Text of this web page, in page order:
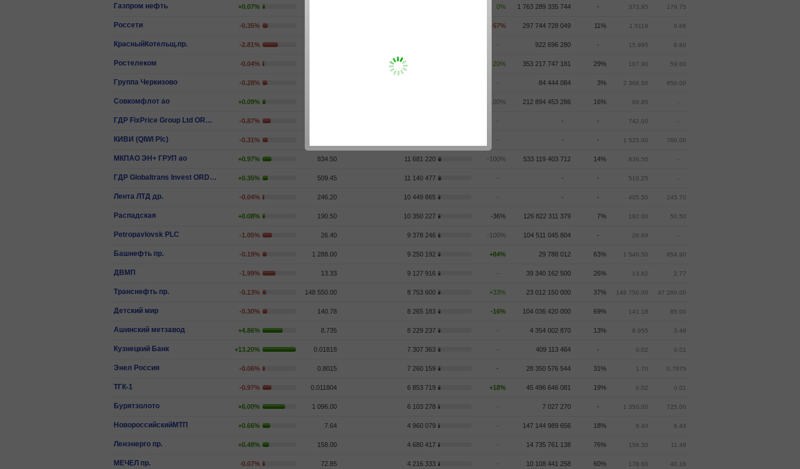
Газпром нефть +0.07% 0% 1 763 289 335 744 - 373.95 179.75
Россети -0.35% -57% 297 744 728 049 11% 1.5119 0.66
КрасныйКотельщ.пр. -2.81% - 922 696 280 - 15.995 6.80
Ростелеком -0.04% 15 813 174 -20% 353 217 747 181 29% 107.90 59.60
Группа Черкизово -0.28% - 84 444 084 3% 2 368.50 950.00
Совкомфлот ао +0.09% -100% 212 894 453 286 16% 89.85 -
ГДР FixPrice Group Ltd ORD SHS -0.87% - - - 742.00 -
КИВИ (QIWI Plc) -0.31% - - - 1 525.00 760.00
МКПАО ЭН+ ГРУП ао +0.97% 834.50 11 681 220 -100% 533 119 403 712 14% 836.50 -
ГДР Globaltrans Invest ORD SHS +0.35% 509.45 11 140 477 - - - 510.25 -
Лента ЛТД др. -0.04% 246.20 10 449 865 - - - 405.50 245.70
Распадская +0.08% 190.50 10 350 227 -36% 126 822 311 379 7% 192.00 50.50
Petropavlovsk PLC -1.05% 26.40 9 378 246 -100% 104 511 045 804 - 26.69 -
Башнефть пр. -0.19% 1 288.00 9 250 192 +84% 29 788 012 63% 1 540.50 854.90
ДВМП -1.99% 13.33 9 127 916 - 39 340 162 500 26% 13.82 2.77
Транснефть пр. -0.13% 148 550.00 8 753 600 +33% 23 012 150 000 37% 148 750.00 47 280.00
Детский мир -0.30% 140.78 8 265 183 -16% 104 036 420 000 69% 141.18 85.00
Ашинский метзавод +4.86% 8.735 8 229 237 - 4 354 002 870 13% 8.955 3.48
Кузнецкий Банк +13.20% 0.01818 7 307 363 - 409 113 464 - 0.02 0.01
Энел Россия -0.06% 0.8015 7 260 159 - 28 350 576 544 31% 1.70 0.7975
ТГК-1 -0.97% 0.011804 6 853 719 +18% 45 496 646 081 19% 0.02 0.01
Бурятзолото +6.00% 1 096.00 6 103 278 - 7 027 270 - 1 350.00 725.00
НовороссийскийМТП +0.66% 7.64 4 960 079 - 147 144 989 656 18% 9.40 6.43
Ленэнерго пр. +0.48% 158.00 4 680 417 - 14 735 761 138 76% 158.30 11.48
МЕЧЕЛ пр. -0.07% 72.85 4 216 333 - 10 108 441 258 60% 178.60 40.16